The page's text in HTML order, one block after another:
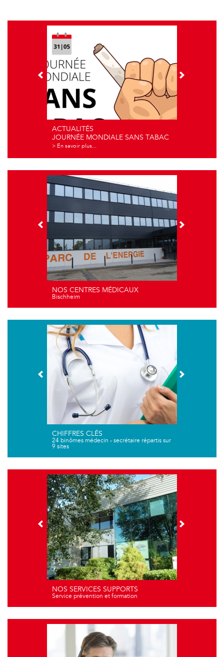
ACTUALITÉS
JOURNÉE MONDIALE SANS TABAC
> En savoir plus...
NOS CENTRES MÉDICAUX
Bischheim
CHIFFRES CLÉS
24 binômes médecin - secrétaire répartis sur
9 sites
NOS SERVICES SUPPORTS
Service prévention et formation